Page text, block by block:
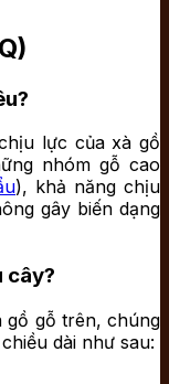
lực của xà gồ
nhóm gỗ cao
), khả năng chịu
gây biến dạng
cây?
gồ gỗ trên, chúng
dài như sau: